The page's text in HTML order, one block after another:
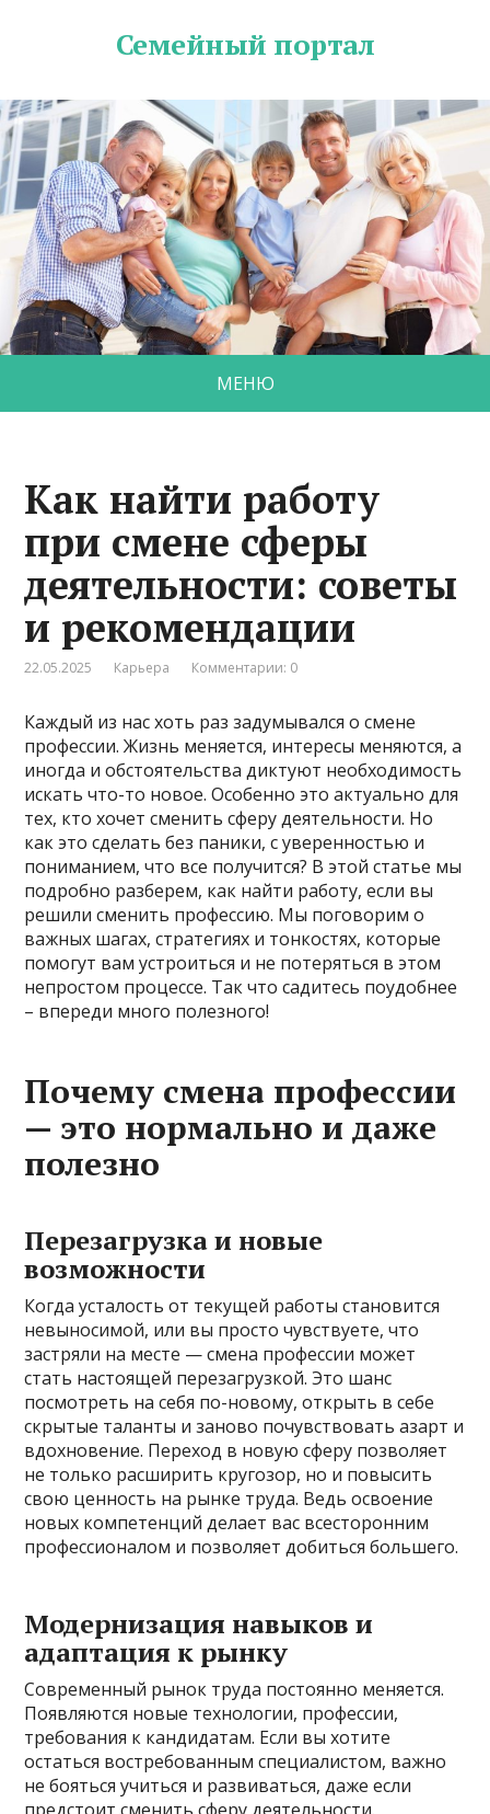
Семейный портал
МЕНЮ
Как найти работу
при смене сферы
деятельности: советы
и рекомендации
22.05.2025 Карьера Комментарии: 0
Каждый из нас хоть раз задумывался о смене
профессии. Жизнь меняется, интересы меняются, а
иногда и обстоятельства диктуют необходимость
искать что-то новое. Особенно это актуально для
тех, кто хочет сменить сферу деятельности. Но
как это сделать без паники, с уверенностью и
пониманием, что все получится? В этой статье мы
подробно разберем, как найти работу, если вы
решили сменить профессию. Мы поговорим о
важных шагах, стратегиях и тонкостях, которые
помогут вам устроиться и не потеряться в этом
непростом процессе. Так что садитесь поудобнее
– впереди много полезного!
Почему смена профессии
— это нормально и даже
полезно
Перезагрузка и новые
возможности
Когда усталость от текущей работы становится
невыносимой, или вы просто чувствуете, что
застряли на месте — смена профессии может
стать настоящей перезагрузкой. Это шанс
посмотреть на себя по-новому, открыть в себе
скрытые таланты и заново почувствовать азарт и
вдохновение. Переход в новую сферу позволяет
не только расширить кругозор, но и повысить
свою ценность на рынке труда. Ведь освоение
новых компетенций делает вас всесторонним
профессионалом и позволяет добиться большего.
Модернизация навыков и
адаптация к рынку
Современный рынок труда постоянно меняется.
Появляются новые технологии, профессии,
требования к кандидатам. Если вы хотите
остаться востребованным специалистом, важно
не бояться учиться и развиваться, даже если